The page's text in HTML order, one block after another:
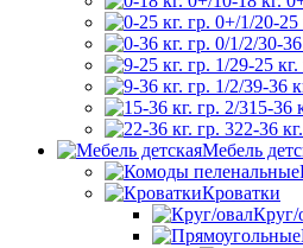
0-25
0-
9-25 кг.
9-36
15-36
22-36
Мебель
Кроватки
Круг/